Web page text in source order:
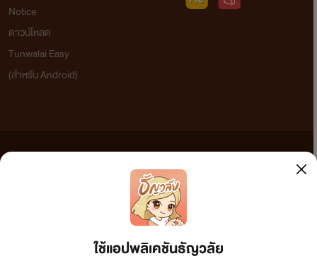
ใช้แอปพลิเคชันธัญวลัย
Notice
ดาวน์โหลด
Tunwalai Easy
(สำหรับ Android)
เว็บไซต์แห่งนี้ไม่ได้เห็นด้วยและไม่ขอรับผิดชอบต่อข้อความใดๆ ทั้งสิ้น ดังนั้นผู้อ่านทุกท่านโปรดใช้
วิจารณญาณในการกลั่นกรองด้วยตนเอง และหากท่านพบข้อความใดๆ ที่ขัดต่อกฎหมายและศีลธรรม
กรุณาแจ้งมาที่ tunwalai@ookbee.com เพื่อทีมงานจะได้ดำเนินการในทันที ทั้งนี้ ทางเว็บไซต์ขอสงวน
ลิขสิทธิ์ตามพระราชบัญญัติลิขสิทธิ์ (ฉบับเพิ่มเติม) พ.ศ.2558